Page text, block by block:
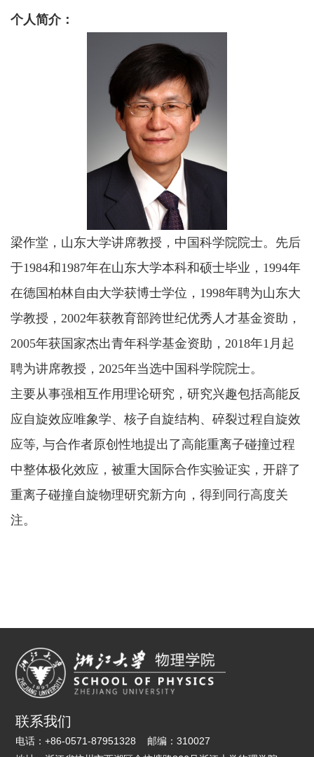
个人简介：
梁作堂，山东大学讲席教授，中国科学院院士。先后
于1984和1987年在山东大学本科和硕士毕业，1994年
在德国柏林自由大学获博士学位，1998年聘为山东大
学教授，2002年获教育部跨世纪优秀人才基金资助，
2005年获国家杰出青年科学基金资助，2018年1月起
聘为讲席教授，2025年当选中国科学院院士。
主要从事强相互作用理论研究，研究兴趣包括高能反
应自旋效应唯象学、核子自旋结构、碎裂过程自旋效
应等, 与合作者原创性地提出了高能重离子碰撞过程
中整体极化效应，被重大国际合作实验证实，开辟了
重离子碰撞自旋物理研究新方向，得到同行高度关
注。
联系我们
电话：+86-0571-87951328 邮编：310027